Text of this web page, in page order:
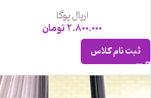
اریال یوگا
2.800.000تومان
ثبت نام کلاس